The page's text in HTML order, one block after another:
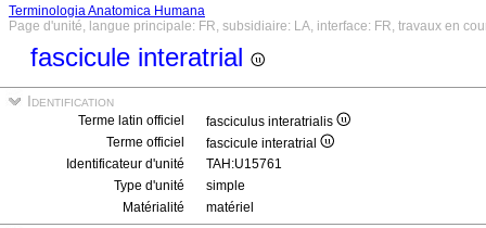
Terminologia Anatomica Humana
Page d'unité, langue principale: FR, subsidiaire: LA, interface: FR, travaux en
fascicule interatrial
Identification
Terme latin officiel
fasciculus interatrialis
Terme officiel
fascicule interatrial
Identificateur d'unité
TAH:U15761
Type d'unité
simple
Matérialité
matériel